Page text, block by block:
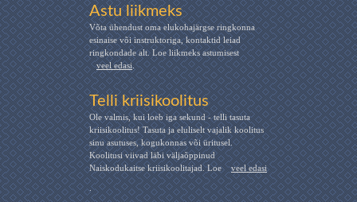
Astu liikmeks
Võta ühendust oma elukohajärgse ringkonna
esinaise või instruktoriga, kontaktid leiad
ringkondade alt. Loe liikmeks astumisest
veel edasi.
Telli kriisikoolitus
Ole valmis, kui loeb iga sekund - telli tasuta
kriisikoolitus! Tasuta ja eluliselt vajalik koolitus
sinu asutuses, kogukonnas või üritusel.
Koolitusi viivad läbi väljaõppinud
Naiskodukaitse kriisikoolitajad. Loe
veel edasi
.